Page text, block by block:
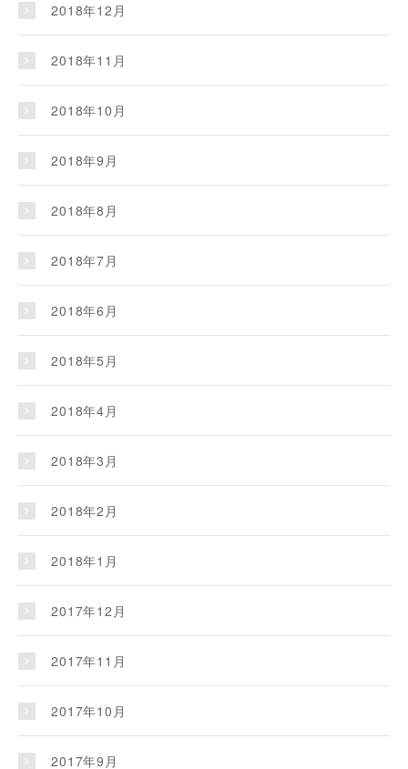
2018年12月
2018年11月
2018年10月
2018年9月
2018年8月
2018年7月
2018年6月
2018年5月
2018年4月
2018年3月
2018年2月
2018年1月
2017年12月
2017年11月
2017年10月
2017年9月